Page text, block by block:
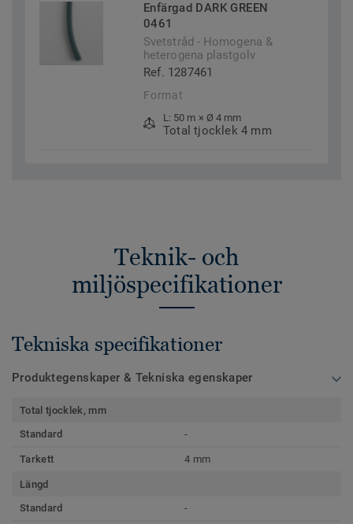
Enfärgad DARK GREEN
0461
Svetstråd - Homogena &
heterogena plastgolv
Ref. 1287461
Format
L: 50 m × Ø 4 mm
Total tjocklek 4 mm
Teknik- och
miljöspecifikationer
Tekniska specifikationer
Produktegenskaper & Tekniska egenskaper
Total tjocklek, mm
Standard
-
Tarkett 4 mm
Längd
Standard
-